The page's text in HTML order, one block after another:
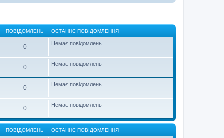
ПОВІДОМЛЕНЬ ОСТАННЄ ПОВІДОМЛЕННЯ
0 Немає повідомлень
0 Немає повідомлень
0 Немає повідомлень
0 Немає повідомлень
ПОВІДОМЛЕНЬ ОСТАННЄ ПОВІДОМЛЕННЯ